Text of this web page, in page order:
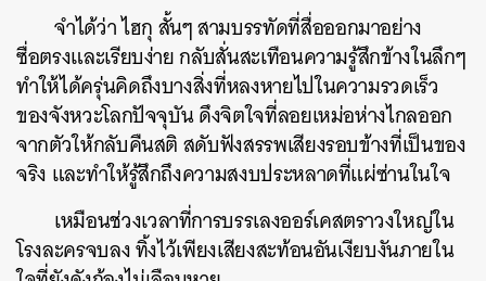
จำได้ว่า ไฮกุ สั้นๆ สามบรรทัดที่สื่อออกมาอย่าง
ซื่อตรงและเรียบง่าย กลับสั่นสะเทือนความรู้สึกข้างในลึกๆ
ทำให้ได้ครุ่นคิดถึงบางสิ่งที่หลงหายไปในความรวดเร็ว
ของจังหวะโลกปัจจุบัน ดึงจิตใจที่ลอยเหม่อห่างไกลออก
จากตัวให้กลับคืนสติ สดับฟังสรรพเสียงรอบข้างที่เป็นของ
จริง และทำให้รู้สึกถึงความสงบประหลาดที่แผ่ซ่านในใจ
เหมือนช่วงเวลาที่การบรรเลงออร์เคสตราวงใหญ่ใน
โรงละครจบลง ทิ้งไว้เพียงเสียงสะท้อนอันเงียบงันภายใน